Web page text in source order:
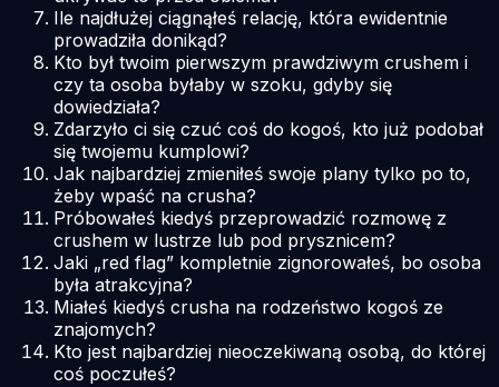
Ile najdłużej ciągnąłeś relację, która ewidentnie
prowadziła donikąd?
Kto był twoim pierwszym prawdziwym crushem i
czy ta osoba byłaby w szoku, gdyby się
dowiedziała?
Zdarzyło ci się czuć coś do kogoś, kto już podobał
się twojemu kumplowi?
Jak najbardziej zmieniłeś swoje plany tylko po to,
żeby wpaść na crusha?
Próbowałeś kiedyś przeprowadzić rozmowę z
crushem w lustrze lub pod prysznicem?
Jaki „red flag” kompletnie zignorowałeś, bo osoba
była atrakcyjna?
Miałeś kiedyś crusha na rodzeństwo kogoś ze
znajomych?
Kto jest najbardziej nieoczekiwaną osobą, do której
coś poczułeś?